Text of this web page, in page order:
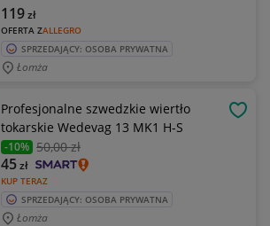
OFERTA ZALLEGRO
119zł
SPRZEDAJĄCY: OSOBA PRYWATNA
Łomża
Profesjonalne szwedzkie wiertło
tokarskie Wedevag 13 MK1 H-S
-10% 50,00 zł
KUP TERAZ
45zł
SPRZEDAJĄCY: OSOBA PRYWATNA
Łomża